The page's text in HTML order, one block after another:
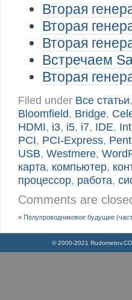
Вторая
Вторая
Вторая
Встречаем
Вторая
Filed under Все статьи
Bloomfield, Bridge,
HDMI, i3, i5, i7, IDE,
PCI, PCI-Express,
USB,Westmere,
карта, компьютер,
процессор, работа,
Comments are
«Полупроводниковое будущее
© 2000-2021